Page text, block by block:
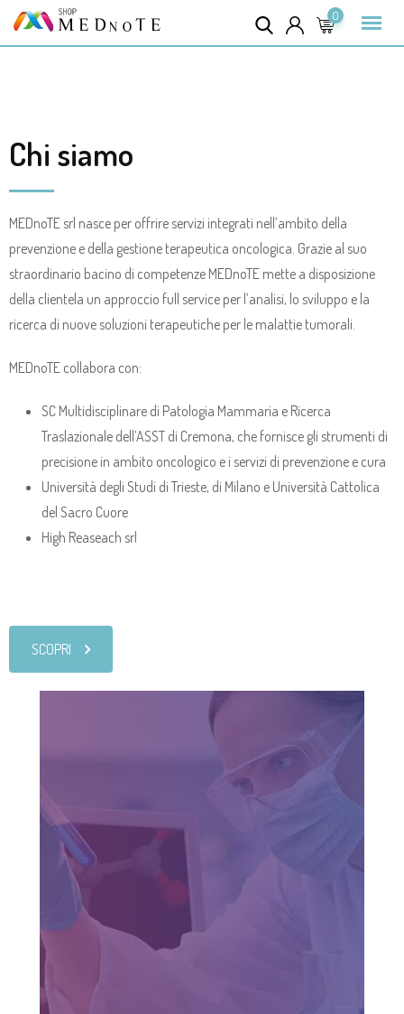
0
Chi siamo
MEDnoTE srl nasce per offrire servizi integrati nell’ambito della
prevenzione e della gestione terapeutica oncologica. Grazie al suo
straordinario bacino di competenze MEDnoTE mette a disposizione
della clientela un approccio full service per l’analisi, lo sviluppo e la
ricerca di nuove soluzioni terapeutiche per le malattie tumorali.
MEDnoTE collabora con:
SC Multidisciplinare di Patologia Mammaria e Ricerca
Traslazionale dell’ASST di Cremona, che fornisce gli strumenti di
precisione in ambito oncologico e i servizi di prevenzione e cura
Università degli Studi di Trieste, di Milano e Università Cattolica
del Sacro Cuore
High Reaseach srl
SCOPRI